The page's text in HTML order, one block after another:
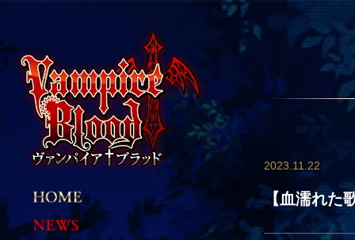
2023.11.22
【血濡れた